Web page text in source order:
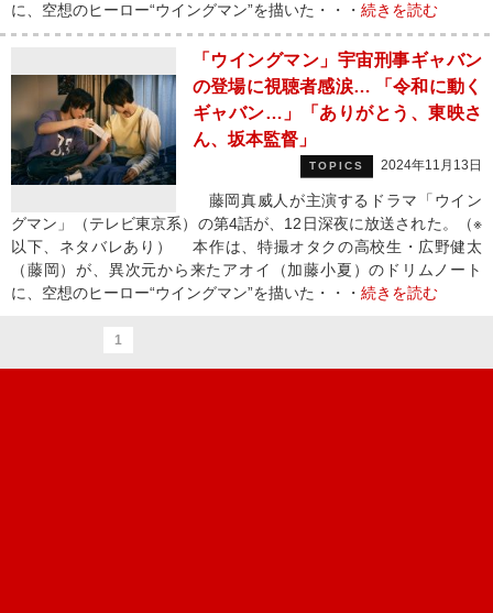
に、空想のヒーロー“ウイングマン”を描いた・・・ 続きを読む
「ウイングマン」宇宙刑事ギャバン
の登場に視聴者感涙… 「令和に動く
ギャバン…」「ありがとう、東映さ
ん、坂本監督」
TOPICS 2024年11月13日
藤岡真威人が主演するドラマ「ウイン
グマン」（テレビ東京系）の第4話が、12日深夜に放送された。（※
以下、ネタバレあり） 本作は、特撮オタクの高校生・広野健太
（藤岡）が、異次元から来たアオイ（加藤小夏）のドリムノート
に、空想のヒーロー“ウイングマン”を描いた・・・ 続きを読む
1